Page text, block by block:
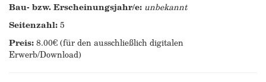
Bau- bzw. Erscheinungsjahr/e: unbekannt
Seitenzahl:5
Preis:8.00€ (für den ausschließlich digitalen
Erwerb/Download)